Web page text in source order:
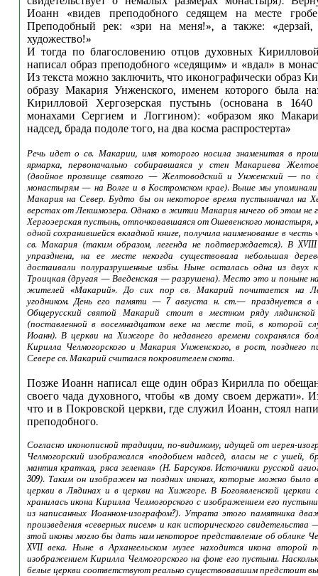
Иоанн «видев преподобного седящем на месте
Преподобный рек: «зри на меня!», а также:
художество!»
И тогда по благословению отцов духовных
написал образ преподобного «седящим» и «вдал» в
Из текста можно заключить, что иконографически образ
образу Макария Унженского, именем которого была
Кирилловой Хергозерская пустынь (основана в
монахами Сергием и Логгином): «образом яко
надсед, брада подоле того, на два косма распростерта»
Речь идет о св. Макарии, имя которого носила знаменитая в
ярмарка, первоначально собиравшаяся у стен Макариева
(двойное прозвище святого — Желтоводский и Унженский — по
монастырям — на Волге и в Костромском крае). Выше мы упоминали
Макария на Север. Будто бы он некоторое время пустынничал на
верстах от Лекшмозера. Однако в житии Макария ничего об этом не
Хергоэерская пустынь, отпочковавшаяся от Ошевенского
одной сохранившейся вкладной книге, получила наименование в честь
св. Макария (таким образом, легенда не подтверждается). В
упразднена, на ее месте некогда существовала небольшая
достаивали полуразрушенные избы. Ныне осталась одна из двух
Троицкая (другая — Введенская — разрушена). Место это и поныне
жителей «Макарий». До сих пор св. Макарий почитается на
угодником. День его памяти — 7 августа н. ст.— празднуется в
Общерусский святой Макарий стоит в местном ряду лядинской
(поставленной в восемнадцатом веке на месте той, в которой
Иоанн). В церкви на Хижгоре до недавнего времени сохранялся
Кирилла Челмогорского и Макария Унженского, в рост, позднего
Севере св. Макарий считался покровителем скота.
Позже Иоанн написал еще один образ Кирилла по
своего чада духовного, чтобы «в дому своем держати». Из
что и в Покровской церкви, где служил Иоанн, стоял
преподобного.
Согласно иконописной традиции, по-видимому, идущей от иерея-
Челмогорский изображался «подобием надсед, власы не с ушей,
мантия краткая, ряса зеленая» (Н. Барсуков. Источники русской
309). Таким он изображен на поздних иконах, которые можно было
церкви в Лядинах и в церкви на Хижгоре. В Богоявленской церкви
хранилась икона Кирилла Челмогорского с изображением его
из написанных Иоанном-изографом?). Утрата этого памятника
произведения «северных писем» и как исторического свидетельства
зтой иконы могло бы дать нам некоторое представление об облике
XVII века. Ныне в Архангельском музее находится икона второй
изображением Кирилла Челмогорского на фоне его пустыни.
белые церкви соответствуют реально существовавшим предстоит